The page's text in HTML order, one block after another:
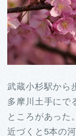
武蔵小杉駅から
多摩川土手にで
ところがあった。
近づくと5本の